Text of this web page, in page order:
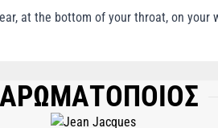
at the bottom of your throat, on your
ETHYLHEXYL METHOXYCINNAMATE,
GERANIOL, ETHYLHEXYL
BENZYL ALCOHOL, CI 60730, CI 42090, CI
ΑΡΩΜΑΤΟΠΟΙΟΣ